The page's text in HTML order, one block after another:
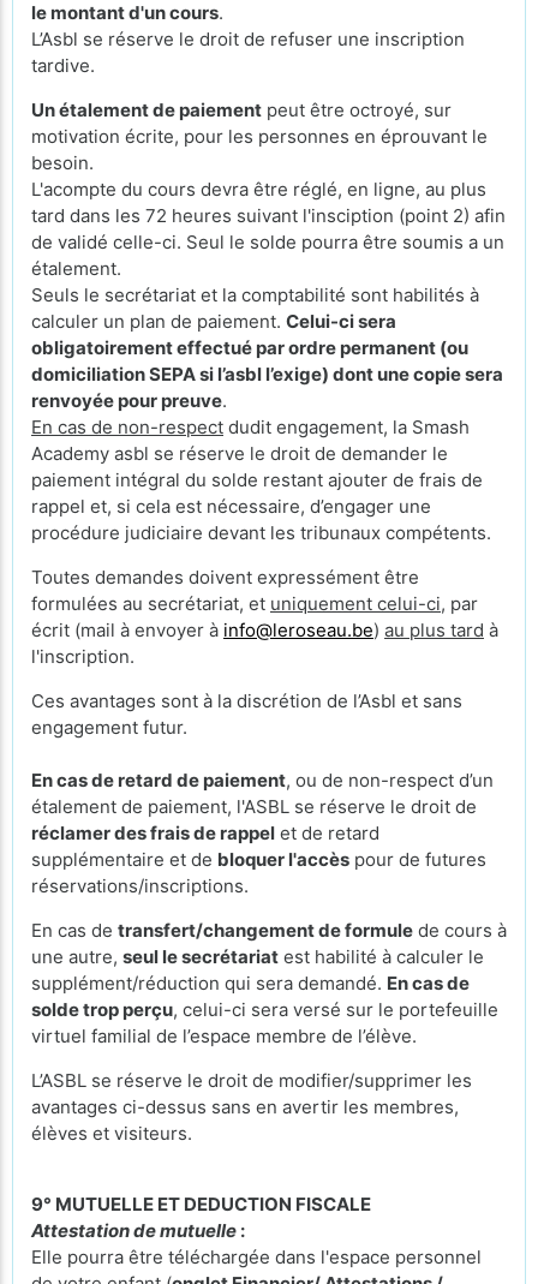
le montant d'un cours.
L’Asbl se réserve le droit de refuser une inscription
tardive.
Un étalement de paiement peut être octroyé, sur
motivation écrite, pour les personnes en éprouvant le
besoin.
L'acompte du cours devra être réglé, en ligne, au plus
tard dans les 72 heures suivant l'insciption (point 2) afin
de validé celle-ci. Seul le solde pourra être soumis a un
étalement.
Seuls le secrétariat et la comptabilité sont habilités à
calculer un plan de paiement. Celui-ci sera
obligatoirement effectué par ordre permanent (ou
domiciliation SEPA si l’asbl l’exige) dont une copie sera
renvoyée pour preuve.
En cas de non-respect dudit engagement, la Smash
Academy asbl se réserve le droit de demander le
paiement intégral du solde restant ajouter de frais de
rappel et, si cela est nécessaire, d’engager une
procédure judiciaire devant les tribunaux compétents.
Toutes demandes doivent expressément être
formulées au secrétariat, et uniquement celui-ci, par
écrit (mail à envoyer à info@leroseau.be) au plus tard à
l'inscription.
Ces avantages sont à la discrétion de l’Asbl et sans
engagement futur.
En cas de retard de paiement, ou de non-respect d’un
étalement de paiement, l'ASBL se réserve le droit de
réclamer des frais de rappel et de retard
supplémentaire et de bloquer l'accès pour de futures
réservations/inscriptions.
En cas de transfert/changement de formule de cours à
une autre, seul le secrétariat est habilité à calculer le
supplément/réduction qui sera demandé. En cas de
solde trop perçu, celui-ci sera versé sur le portefeuille
virtuel familial de l’espace membre de l’élève.
L’ASBL se réserve le droit de modifier/supprimer les
avantages ci-dessus sans en avertir les membres,
élèves et visiteurs.
9° MUTUELLE ET DEDUCTION FISCALE
Attestation de mutuelle :
Elle pourra être téléchargée dans l'espace personnel